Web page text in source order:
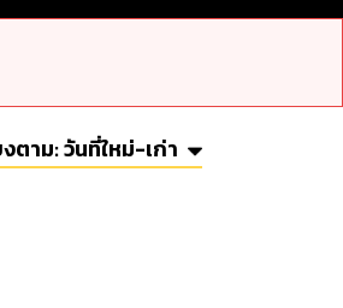
งตาม:วันที่ใหม่-เก่า